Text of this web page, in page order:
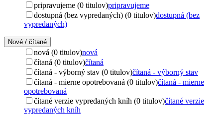
pripravujeme (0 titulov)pripravujeme
dostupná (bez vypredaných) (0 titulov)dostupná (bez
vypredaných)
Nové / čítané
nová (0 titulov)nová
čítaná (0 titulov)čítaná
čítaná - výborný stav (0 titulov)čítaná - výborný stav
čítaná - mierne opotrebovaná (0 titulov)čítaná - mierne
opotrebovaná
čítané verzie vypredaných kníh (0 titulov)čítané verzie
vypredaných kníh